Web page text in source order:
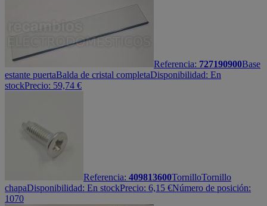
Referencia: 727190900Base
estante puertaBalda de cristal completaDisponibilidad: En
stockPrecio: 59,74 €
Referencia: 409813600TornilloTornillo
chapaDisponibilidad: En stockPrecio: 6,15 €Número de posición:
1070